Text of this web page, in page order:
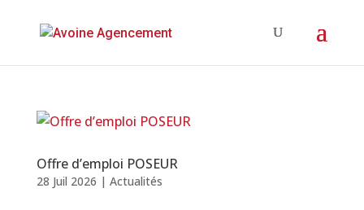
Offre d’emploi POSEUR
28 Juil 2026 | Actualités